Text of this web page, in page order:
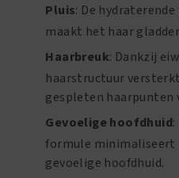
Pluis: De
maakt het haar
Haarbreuk: Dankzij
haarstructuur
gespleten haarpunten
Gevoelige hoofdhuid
formule
gevoelige hoofdhuid.